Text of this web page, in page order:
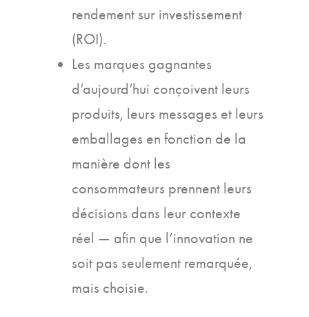
rendement sur investissement
(ROI).
Les marques gagnantes
d’aujourd’hui conçoivent leurs
produits, leurs messages et leurs
emballages en fonction de la
manière dont les
consommateurs prennent leurs
décisions dans leur contexte
réel — afin que l’innovation ne
soit pas seulement remarquée,
mais choisie.